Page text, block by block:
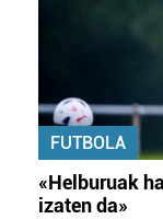
FUTBOLA
«Helburuak
izaten da»